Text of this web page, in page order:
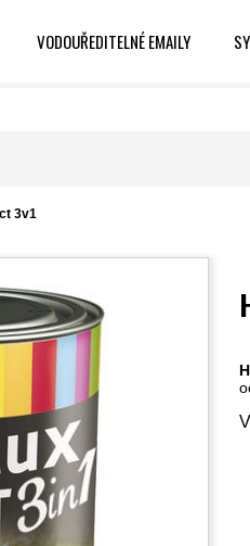
VODOUŘEDITELNÉ EMAILY
3v1